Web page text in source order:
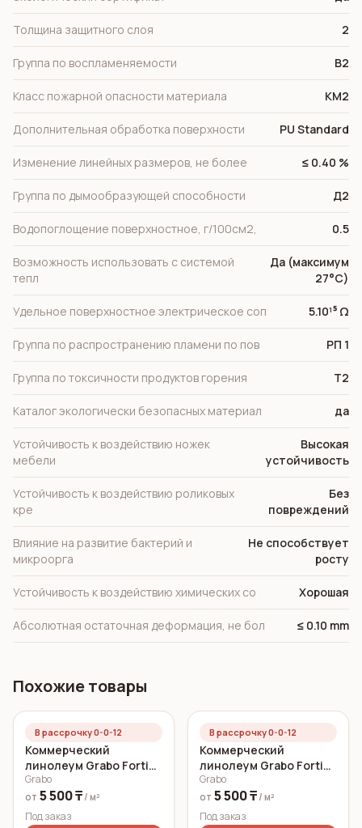
Толщина защитного слоя 2
Группа по воспламеняемости В2
Класс пожарной опасности материала КМ2
Дополнительная обработка поверхности PU Standard
Изменение линейных размеров, не более ≤ 0.40 %
Группа по дымообразующей способности Д2
Водопоглощение поверхностное, г/100см2, 0.5
Возможность использовать с системой
тепл
Да (максимум
27°C)
Удельное поверхностное электрическое cоп 5.10¹⁵ Ω
Группа по распространению пламени по пов РП 1
Группа по токсичности продуктов горения Т2
Каталог экологически безопасных материал да
Устойчивость к воздействию ножек
мебели
Высокая
устойчивость
Устойчивость к воздействию роликовых
кре
Без
повреждений
Влияние на развитие бактерий и
микроорга
Не способствует
росту
Устойчивость к воздействию химических со Хорошая
Абсолютная остаточная деформация, не бол ≤ 0.10 mm
Похожие товары
В рассрочку 0-0-12
Коммерческий
линолеум Grabo Fortis
CANARI 2 мм
Grabo
от 5 500 ₸ / м²
Под заказ
В рассрочку 0-0-12
Коммерческий
линолеум Grabo Fortis
SAND 2 мм
Grabo
от 5 500 ₸ / м²
Под заказ